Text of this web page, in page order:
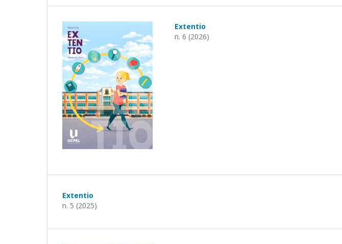
Extentio
n. 6 (2026)
Extentio
n. 5 (2025)